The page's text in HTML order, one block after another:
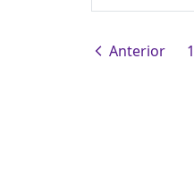
Anterior 1